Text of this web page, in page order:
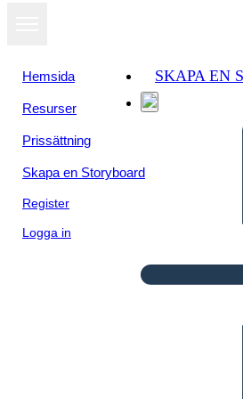
Hemsida
Resurser
Prissättning
Skapa en Storyboard
Register
Logga in
SKAPA EN